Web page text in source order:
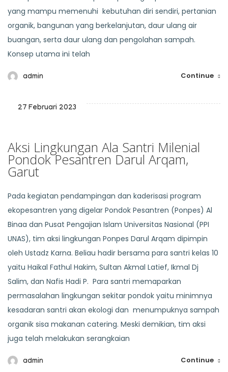
yang mampu memenuhi kebutuhan diri sendiri, pertanian
organik, bangunan yang berkelanjutan, daur ulang air
buangan, serta daur ulang dan pengolahan sampah.
Konsep utama ini telah
admin Continue
27 Februari 2023
Aksi Lingkungan Ala Santri Milenial
Pondok Pesantren Darul Arqam,
Garut
Pada kegiatan pendampingan dan kaderisasi program
ekopesantren yang digelar Pondok Pesantren (Ponpes) Al
Binaa dan Pusat Pengajian Islam Universitas Nasional (PPI
UNAS), tim aksi lingkungan Ponpes Darul Arqam dipimpin
oleh Ustadz Karna. Beliau hadir bersama para santri kelas 10
yaitu Haikal Fathul Hakim, Sultan Akmal Latief, Ikmal Dj
Salim, dan Nafis Hadi P. Para santri memaparkan
permasalahan lingkungan sekitar pondok yaitu minimnya
kesadaran santri akan ekologi dan menumpuknya sampah
organik sisa makanan catering. Meski demikian, tim aksi
juga telah melakukan serangkaian
admin Continue